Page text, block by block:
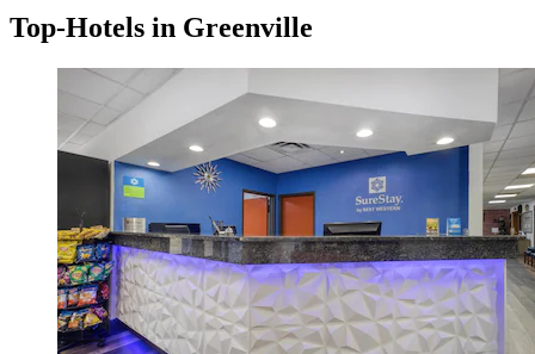
Top-Hotels in Greenville